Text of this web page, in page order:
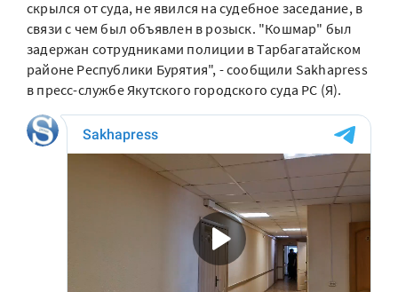
скрылся от суда, не явился на судебное заседание, в
связи с чем был объявлен в розыск. "Кошмар" был
задержан сотрудниками полиции в Тарбагатайском
районе Республики Бурятия", - сообщили Sakhapress
в пресс-службе Якутского городского суда РС (Я).